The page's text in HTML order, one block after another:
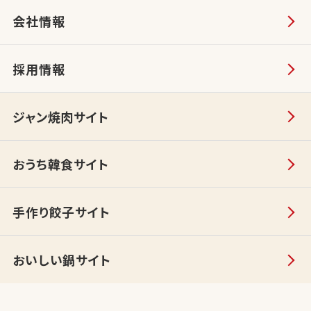
会社情報
採用情報
ジャン焼肉サイト
おうち韓食サイト
手作り餃子サイト
おいしい鍋サイト